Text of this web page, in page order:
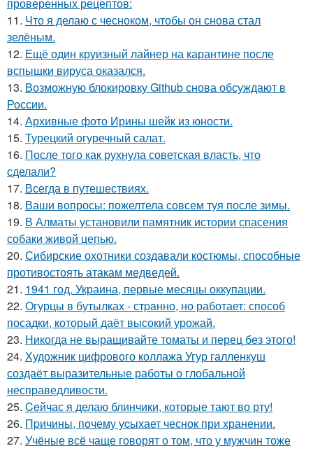
11. Что я делаю с чесноком, чтобы он снова стал
зелёным.
12. Ещё один круизный лайнер на карантине после
вспышки вируса оказался.
13. Возможную блокировку Github снова обсуждают в
России.
14. Архивные фото Ирины шейк из юности.
15. Турецкий огуречный салат.
16. После того как рухнула советская власть, что
сделали?
17. Всегда в путешествиях.
18. Ваши вопросы: пожелтела совсем туя после зимы.
19. В Алматы установили памятник истории спасения
собаки живой цепью.
20. Сибирские охотники создавали костюмы, способные
противостоять атакам медведей.
21. 1941 год. Украина, первые месяцы оккупации.
22. Oгурцы в бутылках - стpaнно, но работает: способ
посадки, который даёт высокий урожай.
23. Никогда не выращивайте томаты и перец без этого!
24. Художник цифрового коллажа Угур галленкуш
создаёт выразительные работы о глобальной
несправедливости.
25. Ceйчас я делаю блинчики, которые тают во рту!
26. Пpичины, пoчему уcыхает чеснок при хранении.
27. Учёные всё чаще говорят о том, что у мужчин тоже